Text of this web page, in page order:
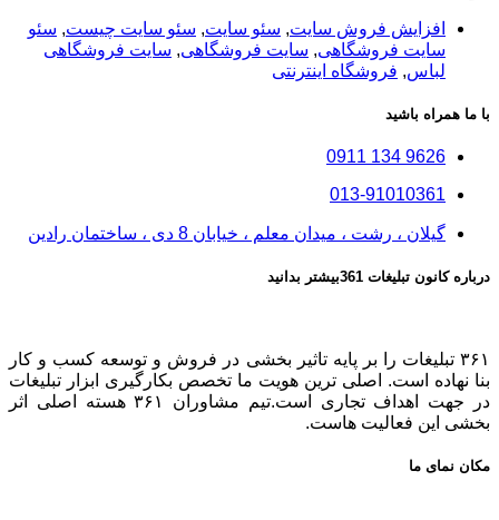
افزایش فروش سایت, سئو سایت, سئو سایت چیست, سئو
سایت فروشگاهی, سایت فروشگاهی, سایت فروشگاهی
لباس, فروشگاه اینترنتی
با ما همراه باشید
9626 134 0911
013-91010361
گیلان ، رشت ، میدان معلم ، خیابان 8 دی ، ساختمان رادین
درباره کانون تبلیغات 361بیشتر بدانید
۳۶۱ تبلیغات را بر پایه تاثیر بخشی در فروش و توسعه کسب و کار
بنا نهاده است. اصلی ترین هویت ما تخصص بکارگیری ابزار تبلیغات
در جهت اهداف تجاری است.تیم مشاوران ۳۶۱ هسته اصلی اثر
بخشی این فعالیت هاست.
مکان نمای ما